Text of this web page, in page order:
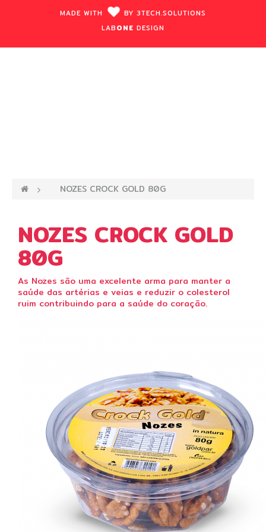
MADE WITH BY 3TECH.SOLUTIONS
LABONE DESIGN
—› NOZES CROCK GOLD 80G
NOZES CROCK GOLD
80G
As Nozes são uma excelente arma para manter a
saúde das artérias e veias e reduzir o colesterol
ruim contribuindo para a saúde do coração.